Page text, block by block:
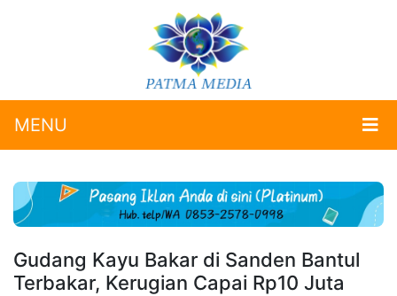
MENU
Gudang Kayu Bakar di Sanden Bantul
Terbakar, Kerugian Capai Rp10 Juta